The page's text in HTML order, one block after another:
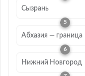
Сызрань
Абхазия — граница
Нижний Новгород